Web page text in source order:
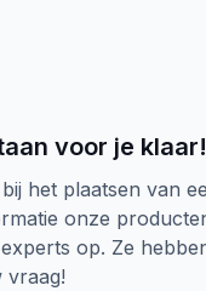
tegenover gestelde in
Bij Voldraad
draad helemaal tot
schroeven minder
aan elkaar wilt
een Schroef is ook
soorten, denk
Dat is tot nu toe
op de markt. In
voor je klaar!
het plaatsen van
onze
op. Ze
vraag!